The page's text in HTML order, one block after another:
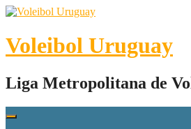
Skip
content
Voleibol Uruguay
Liga Metropolitana de